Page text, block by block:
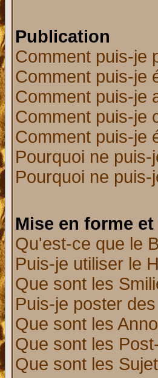
Publication
Comment puis-je
Comment puis-je
Comment puis-je
Comment puis-je
Comment puis-je
Pourquoi ne
Pourquoi ne
Mise en forme
Qu'est-ce que le
Puis-je utiliser le
Que sont les
Puis-je poster
Que sont les
Que sont les
Que sont les